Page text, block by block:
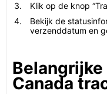
Klik op de knop
Bekijk de
verzenddatum en
Canada